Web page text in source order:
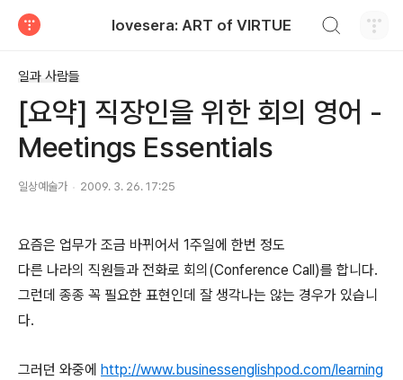
lovesera: ART of VIRTUE
일과 사람들
[요약] 직장인을 위한 회의 영어 -
Meetings Essentials
일상예술가 2009. 3. 26. 17:25
요즘은 업무가 조금 바뀌어서 1주일에 한번 정도
다른 나라의 직원들과 전화로 회의(Conference Call)를 합니다.
그런데 종종 꼭 필요한 표현인데 잘 생각나는 않는 경우가 있습니
다.
그러던 와중에 http://www.businessenglishpod.com/learning